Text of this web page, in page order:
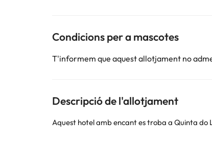
Condicions per a mascotes
T'informem que aquest allotjament no
Descripció de l'allotjament
Aquest hotel amb encant es troba a Quinta do